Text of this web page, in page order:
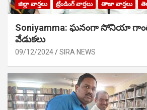
జిల్లా వార్తలు ట్రేండింగ్ వార్తలు తాజా వార్తలు
Soniyamma: ఘ‌నంగా సోనియా
వేడుక‌లు
09/12/2024 SIRA NEWS